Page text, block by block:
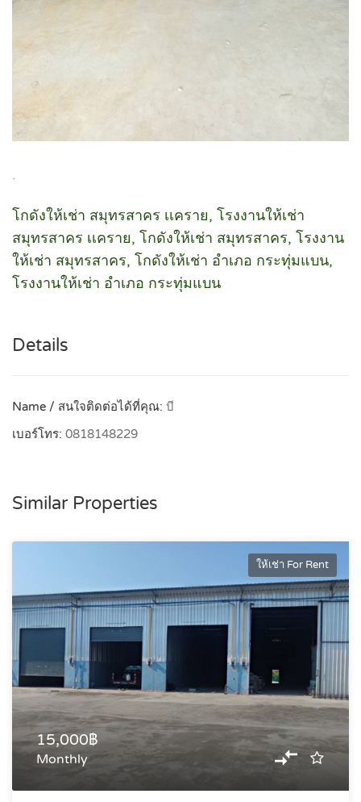
.
โกดังให้เช่า สมุทรสาคร เเคราย, โรงงานให้เช่า
สมุทรสาคร เเคราย, โกดังให้เช่า สมุทรสาคร, โรงงาน
ให้เช่า สมุทรสาคร, โกดังให้เช่า อำเภอ กระทุ่มแบน,
โรงงานให้เช่า อำเภอ กระทุ่มแบน
Details
Name / สนใจติดต่อได้ที่คุณ: บี
เบอร์โทร: 0818148229
Similar Properties
ให้เช่า For Rent
15,000฿
Monthly